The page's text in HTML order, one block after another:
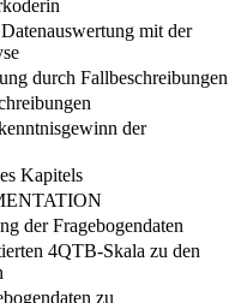
mit der
durch Fallbeschreibungen
der
Kapitels
der Fragebogendaten
4QTB-Skala zu den
zu